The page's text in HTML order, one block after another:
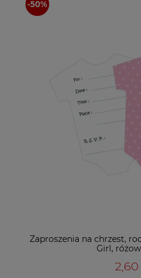
Zaproszenia na chrzest,
Girl,
2,60